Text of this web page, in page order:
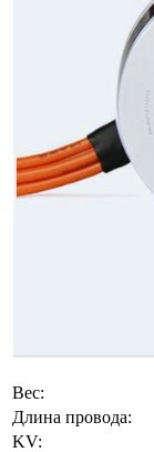
Вес:
Длина провода:
KV: